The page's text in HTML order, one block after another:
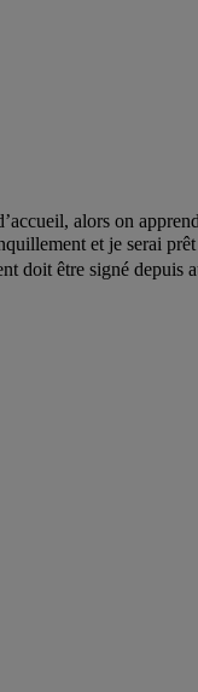
alors on
et je serai
doit être signé depuis